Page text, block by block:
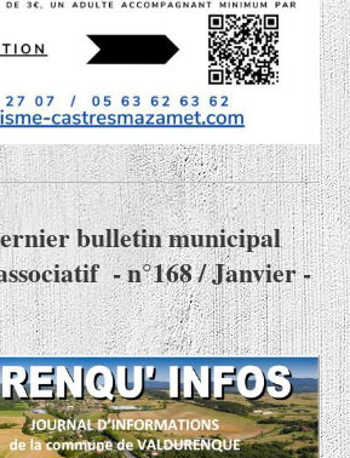
bulletin municipal
- n°168 / Janvier -